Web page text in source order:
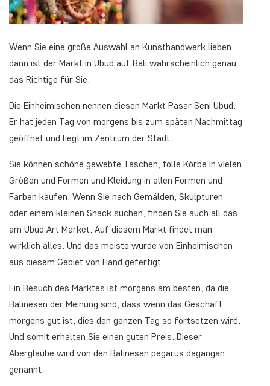
Wenn Sie eine große Auswahl an Kunsthandwerk lieben,
dann ist der Markt in Ubud auf Bali wahrscheinlich genau
das Richtige für Sie.
Die Einheimischen nennen diesen Markt Pasar Seni Ubud.
Er hat jeden Tag von morgens bis zum späten Nachmittag
geöffnet und liegt im Zentrum der Stadt.
Sie können schöne gewebte Taschen, tolle Körbe in vielen
Größen und Formen und Kleidung in allen Formen und
Farben kaufen. Wenn Sie nach Gemälden, Skulpturen
oder einem kleinen Snack suchen, finden Sie auch all das
am Ubud Art Market. Auf diesem Markt findet man
wirklich alles. Und das meiste wurde von Einheimischen
aus diesem Gebiet von Hand gefertigt.
Ein Besuch des Marktes ist morgens am besten, da die
Balinesen der Meinung sind, dass wenn das Geschäft
morgens gut ist, dies den ganzen Tag so fortsetzen wird.
Und somit erhalten Sie einen guten Preis. Dieser
Aberglaube wird von den Balinesen pegarus dagangan
genannt.